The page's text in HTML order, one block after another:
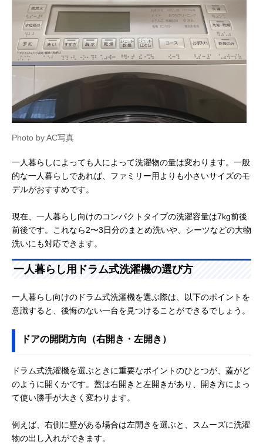
Photo by AC写真
一人暮らしによっても人によって洗濯物の量は変わります。一般
的な一人暮らしであれば、ファミリー用よりも小さいサイズのモ
デルがおすすめです。
現在、一人暮らし向けのコンパクトタイプの洗濯容量は7kg前後
前後です。これなら2〜3日分のまとめ洗いや、シーツなどの大物
洗いにも対応できます。
一人暮らし用ドラム式洗濯機の選び方
一人暮らし向けのドラム式洗濯機を選ぶ際は、以下のポイントを
意識すると、後悔のない一台を見つけることができるでしょう。
ドアの開閉方向（右開き・左開き）
ドラム式洗濯機を選ぶときに重要なポイントのひとつが、蓋がど
のように開くかです。蓋は右開きと左開きがあり、開き方によっ
て使い勝手が大きく変わります。
例えば、右側に壁がある場合は左開きを選ぶと、スムーズに洗濯
物の出し入れができます。